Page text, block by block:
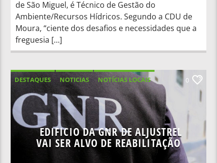
de São Miguel, é Técnico de Gestão do
Ambiente/Recursos Hídricos. Segundo a CDU de
Moura, “ciente dos desafios e necessidades que a
freguesia […]
DESTAQUES NOTICIAS
NOTÍCIAS LOCAIS
NOTÍCIAS NACIONAIS
0
EDIFICIO DA GNR DE ALJUSTREL
VAI SER ALVO DE REABILITAÇÃO